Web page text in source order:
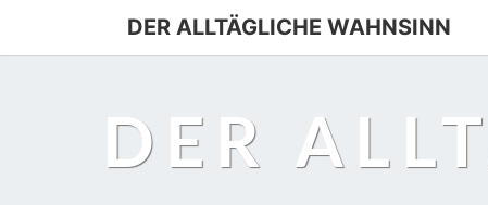
DER ALLTÄGLICHE WAHNSINN
DER